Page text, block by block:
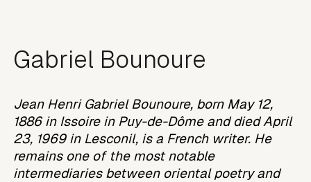
Gabriel Bounoure
Jean Henri Gabriel Bounoure, born May 12,
1886 in Issoire in Puy-de-Dôme and died April
23, 1969 in Lesconil, is a French writer. He
remains one of the most notable
intermediaries between oriental poetry and